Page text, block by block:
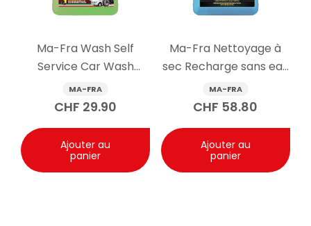
Ma-Fra Wash Self
Service Car Wash
Cleaner 5kg
MA-FRA
CHF 29.90
Ajouter au
panier
Ma-Fra Nettoyage à
sec Recharge sans eau
4500ml
MA-FRA
CHF 58.80
Ajouter au
panier